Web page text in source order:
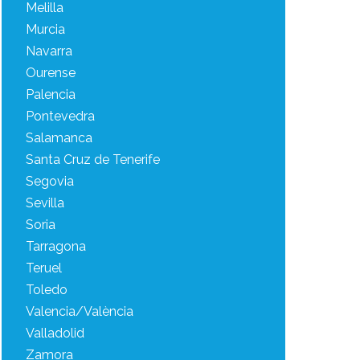
Melilla
Murcia
Navarra
Ourense
Palencia
Pontevedra
Salamanca
Santa Cruz de Tenerife
Segovia
Sevilla
Soria
Tarragona
Teruel
Toledo
Valencia/València
Valladolid
Zamora